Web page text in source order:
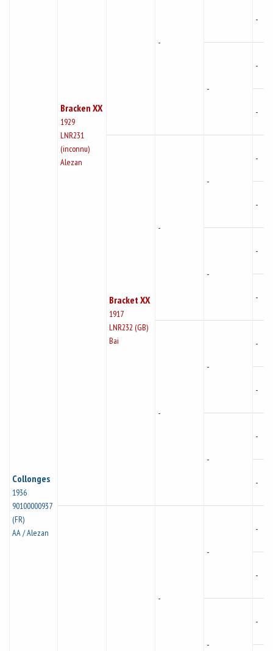
Collonges
1936
90100000937
(FR)
AA / Alezan
Bracken XX
1929
LNR231
(inconnu)
Alezan
-
-
-
-
-
Bracket XX
1917
LNR232 (GB)
Bai
-
-
-
-
-
-
-
-
-
-
-
-
-
-
-
-
-
-
-
-